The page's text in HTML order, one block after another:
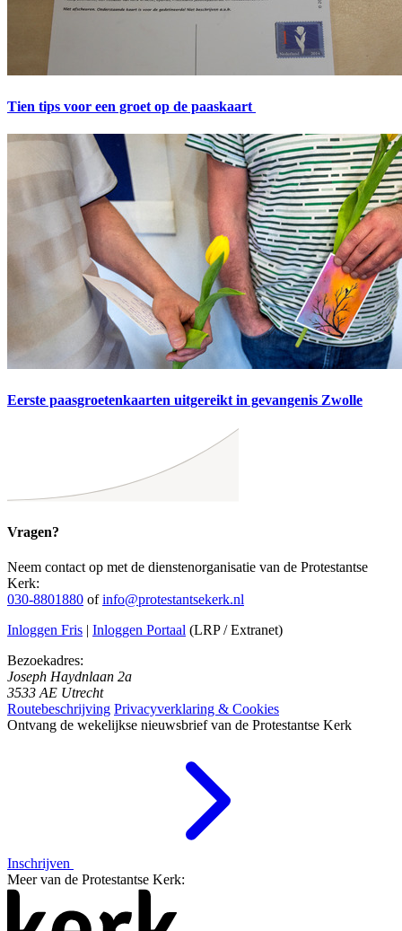
Tien tips voor een groet op de paaskaart
Eerste paasgroetenkaarten uitgereikt in gevangenis Zwolle
Vragen?
Neem contact op met de dienstenorganisatie van de Protestantse
Kerk:
030-8801880 ofinfo@protestantsekerk.nl
Inloggen Fris
Inloggen Portaal (LRP / Extranet)
Bezoekadres:
Joseph Haydnlaan 2a
3533 AE Utrecht
Routebeschrijving Privacyverklaring & Cookies
Ontvang de wekelijkse nieuwsbrief van de Protestantse Kerk
Inschrijven
Meer van de Protestantse Kerk: